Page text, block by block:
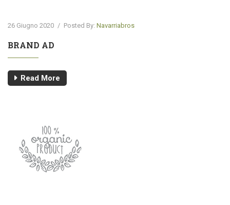
26 Giugno 2020 / Posted By: Navarriabros
BRAND AD
Read More